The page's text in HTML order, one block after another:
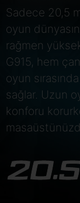
Sadece 20,5
oyun
rağmen
G915, hem
oyun
sağlar. Uzun
konforu
20.5